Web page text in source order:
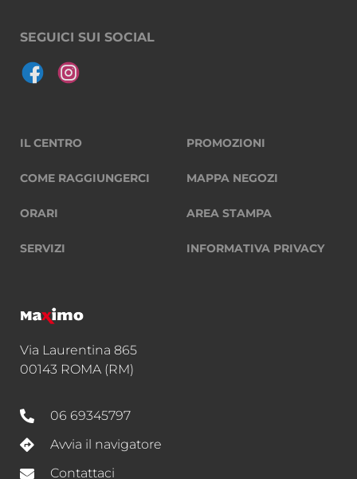
SEGUICI SUI SOCIAL
IL CENTRO
COME RAGGIUNGERCI
ORARI
SERVIZI
PROMOZIONI
MAPPA NEGOZI
AREA STAMPA
INFORMATIVA PRIVACY
Via Laurentina 865
00143 ROMA (RM)
06 69345797
Avvia il navigatore
Contattaci